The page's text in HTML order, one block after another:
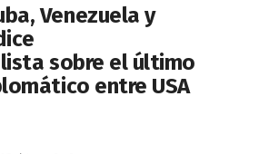
Venezuela y
sobre el último
entre USA